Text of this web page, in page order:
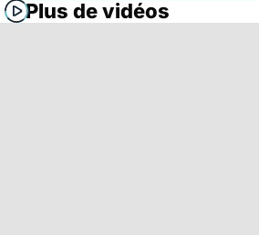
Plus de vidéos